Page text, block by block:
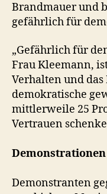
Brandmauer und
gefährlich für
„Gefährlich für
Frau Kleemann,
Verhalten und
demokratische
mittlerweile 25
Vertrauen
Demonstrationen
Demonstranten